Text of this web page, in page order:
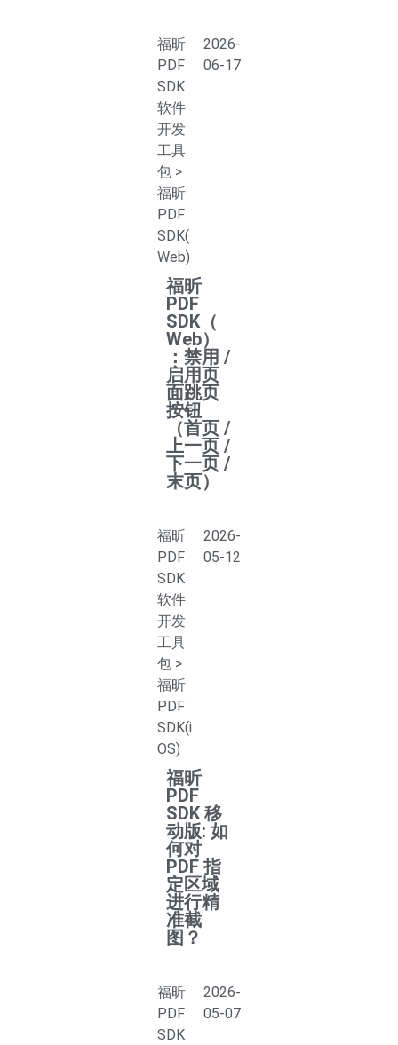
福昕
PDF
SDK
软件
开发
工具
包>
福昕
PDF
SDK(
Web)
2026-
06-17
福昕
PDF
SDK（
Web）
：禁用 /
启用页
面跳页
按钮
（首页 /
上一页 /
下一页 /
末页）
福昕
PDF
SDK
软件
开发
工具
包>
福昕
PDF
SDK(i
OS)
2026-
05-12
福昕
PDF
SDK 移
动版: 如
何对
PDF 指
定区域
进行精
准截
图？
福昕
PDF
SDK
2026-
05-07